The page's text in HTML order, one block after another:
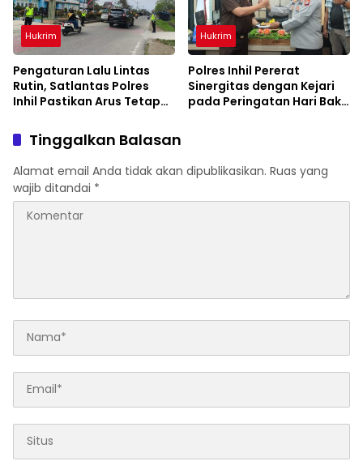
Hukrim
Pengaturan Lalu Lintas
Rutin, Satlantas Polres
Inhil Pastikan Arus Tetap
Hukrim
Polres Inhil Pererat
Sinergitas dengan Kejari
pada Peringatan Hari Bakti
Tinggalkan Balasan
Alamat email Anda tidak akan dipublikasikan. Ruas yang
wajib ditandai *